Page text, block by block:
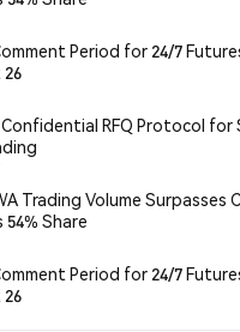
Period for 24/7
RFQ Protocol for
Trading Volume Surpasses
Share
Period for 24/7